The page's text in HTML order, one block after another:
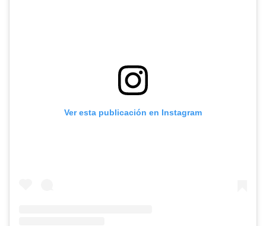
Ver esta publicación en Instagram